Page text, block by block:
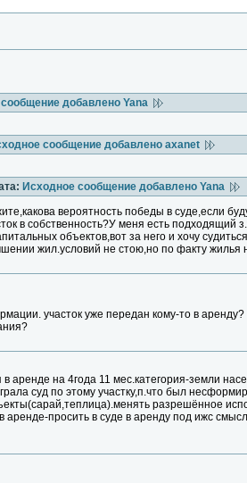
добавлено Yana
сообщение добавлено axanet
Исходное сообщение добавлено Yana
вероятность победы в суде,если
в собственность?У меня есть подходящий
объектов,вот за него и хочу
жил.условий не стою,но по факту жилья
участок уже передан кому-то в
в аренде на 4года 11 мес.категория-земли
суд по этому участку,п.что был
разрешённое
аренде-просить в суде в аренду под ижс